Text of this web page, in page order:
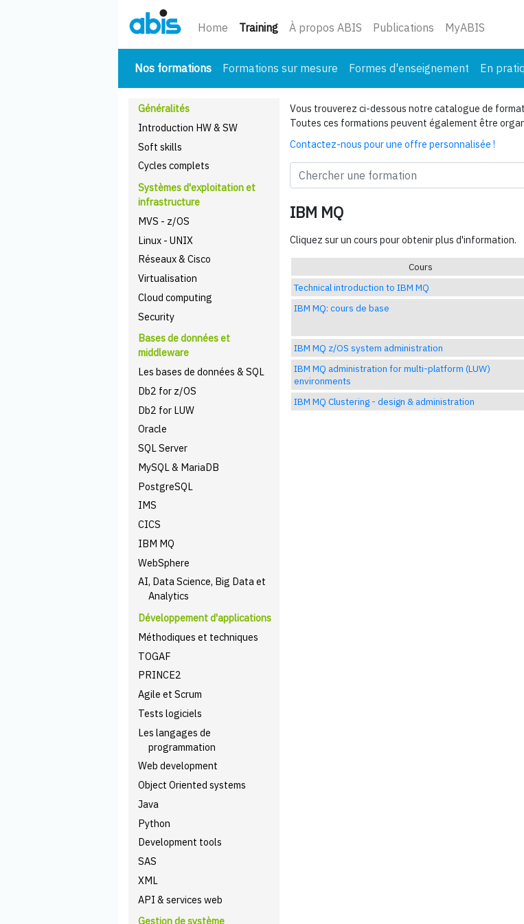
Home Training(courant)
À propos ABIS Publications MyABIS
Nos formations(courant)
Formations sur mesure Formes d'enseignement En
Généralités
Introduction HW & SW
Soft skills
Cycles complets
Systèmes d'exploitation et
infrastructure
MVS - z/OS
Linux - UNIX
Réseaux & Cisco
Virtualisation
Cloud computing
Security
Bases de données et
middleware
Les bases de données & SQL
Db2 for z/OS
Db2 for LUW
Oracle
SQL Server
MySQL & MariaDB
PostgreSQL
IMS
CICS
IBM MQ
WebSphere
AI, Data Science, Big Data et
Analytics
Développement d'applications
Méthodiques et techniques
TOGAF
PRINCE2
Agile et Scrum
Tests logiciels
Les langages de
programmation
Web development
Object Oriented systems
Java
Python
Development tools
SAS
XML
API & services web
Gestion de système
Vous trouverez ci-dessous notre catalogue de
Toutes ces formations peuvent également être
Contactez-nous pour une offre personnalisée !
IBM MQ
Cliquez sur un cours pour obtenir plus d'information.
Cours
Technical introduction to IBM MQ
IBM MQ: cours de base
IBM MQ z/OS system administration
IBM MQ administration for multi-platform (LUW)
environments
IBM MQ Clustering - design & administration